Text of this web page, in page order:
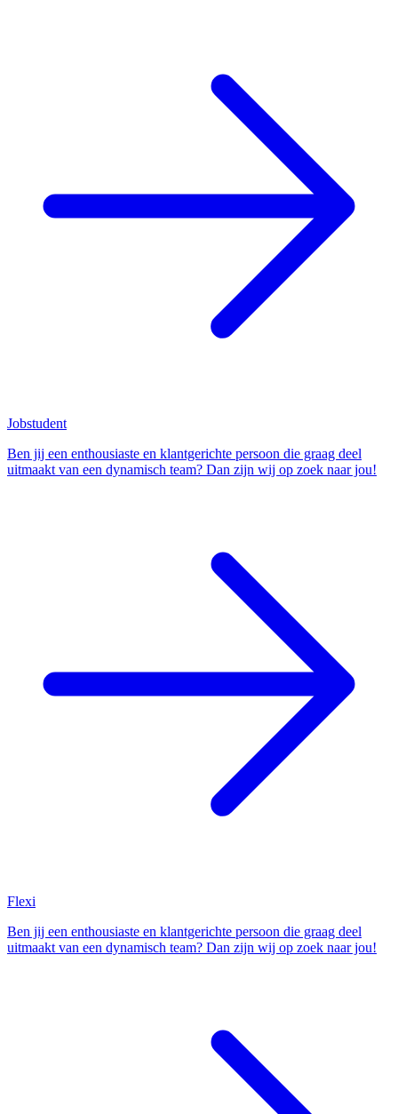
Jobstudent
Ben jij een enthousiaste en klantgerichte persoon die graag deel
uitmaakt van een dynamisch team? Dan zijn wij op zoek naar jou!
Flexi
Ben jij een enthousiaste en klantgerichte persoon die graag deel
uitmaakt van een dynamisch team? Dan zijn wij op zoek naar jou!